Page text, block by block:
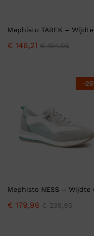
Mephisto TAREK – Wijdte
€ 146,21 €194,95
-25
Mephisto NESS – Wijdte
€ 179,96 €239,95